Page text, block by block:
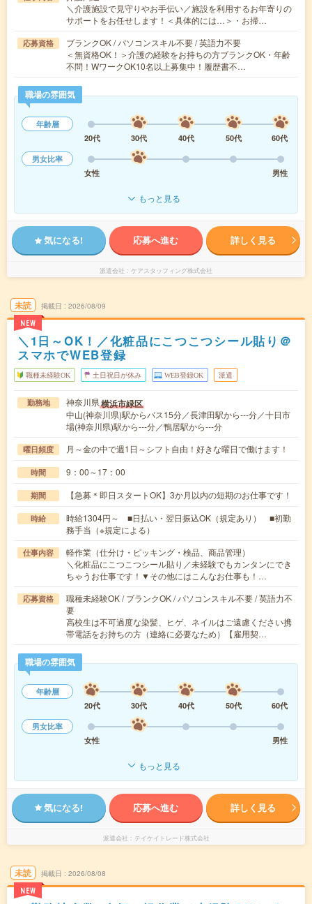
＼介護施設で見守りやお手伝い／施設を利用するお年寄りの
サポートをお任せします！＜具体的には…＞・お掃…
応募資格
ブランクOK / パソコンスキル不要 / 英語力不要
＜無資格OK！＞介護の経験をお持ちの方ブランクOK・年齢
不問！WワークOK10名以上募集中！履歴書不…
職場の雰囲気
年齢層
20代
30代 40代 50代
60代
男女比率
女性
男性
もっと見る
気になる! 応募へ進む 詳しく見る
派遣会社 ケアスタッフィング株式会社
未読
NEW
掲載日 2026/08/09
＼1日～OK！／化粧品にこつこつシール貼り＠
スマホでWEB登録
職種未経験OK 土日祝日が休み WEB登録OK 派遣
勤務地 神奈川県横浜市緑区
中山(神奈川県)駅からバス15分／長津田駅から---分／十日市
場(神奈川県)駅から---分／鴨居駅から---分
曜日頻度 月～金の中で週1日～シフト自由！好きな曜日で働けます！
時間 9：00～17：00
期間 【急募＊即日スタートOK】3か月以内の短期のお仕事です！
時給
時給1304円～ ■日払い・翌日振込OK（規定あり） ■初勤
務手当（※規定による）
仕事内容
軽作業（仕分け・ピッキング・検品、商品管理）
＼化粧品にこつこつシール貼り／未経験でもカンタンにでき
ちゃうお仕事です！▼その他にはこんなお仕事も！…
応募資格
職種未経験OK / ブランクOK / パソコンスキル不要 / 英語力不
要
高校生は不可過度な染髪、ヒゲ、ネイルはご遠慮ください携
帯電話をお持ちの方（連絡に必要なため）【雇用契…
職場の雰囲気
年齢層
20代
30代 40代 50代
60代
男女比率
女性
男性
もっと見る
気になる! 応募へ進む 詳しく見る
派遣会社 テイケイトレード株式会社
未読
NEW
掲載日 2026/08/08